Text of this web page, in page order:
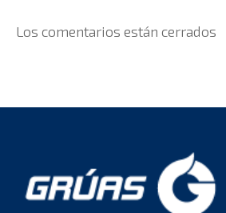
Los comentarios están cerrados